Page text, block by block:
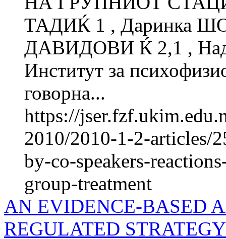
ТАДИЌ 1 , Даринка
ДАВИДОВИ Ќ 2,1 ,
Институт за
говорна...
https://
2010/2010-1-2-articles/
by-co-speakers-
group-treatment
AN EVIDENCE-BASED
REGULATED